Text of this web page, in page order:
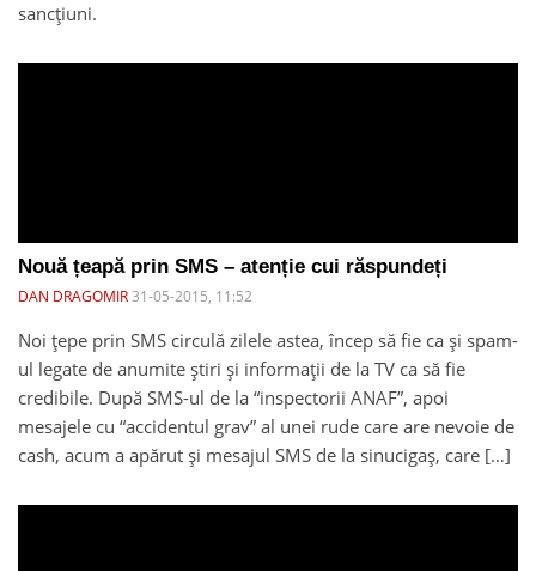
sancțiuni.
Nouă țeapă prin SMS – atenție cui răspundeți
DAN DRAGOMIR31-05-2015, 11:52
Noi țepe prin SMS circulă zilele astea, încep să fie ca și spam-
ul legate de anumite știri și informații de la TV ca să fie
credibile. După SMS-ul de la “inspectorii ANAF”, apoi
mesajele cu “accidentul grav” al unei rude care are nevoie de
cash, acum a apărut și mesajul SMS de la sinucigaș, care […]